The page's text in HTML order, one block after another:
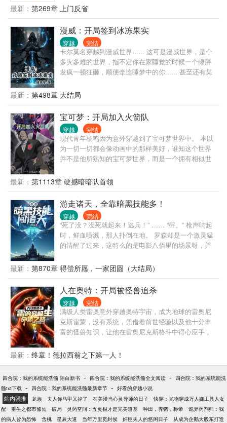
将为自己的行为买单，聋老太太必须安享天年。 处理
完四合院的种种奇葩，且看他如何在这混乱年代翻云
覆雨，搅弄风云，一步步走向人生巅峰！
最新： 第269章 上门反省
漫威：开局签到冰冻果实
穿越 完结
卡尔莫名穿越到漫威世界...... 这可是漫威世界，是个
多灾多难的世界，指不定你在家睡觉的时候一个绿胖
发疯一顿狂砸，顺便牵连睡梦中的你...... 甚至还有某
类群体都不安全，总有变种人想当恐怖分子，总有反
派想要控制或毁灭世界...... 即使明面上维护世界安全
的神盾局都将近百分之八十都是九头蛇.... 卡尔接收完
原身的记忆之后，立马想用自己华裔的身份去种花
家，直到他听到：
最新： 第498章 大结局
宝可梦：开局加入火箭队
穿越 完结
现代青年杨鸣因为意外穿越到了宝可梦世界中。 本以
为一切一切都会像动画中的那样美好，谁知这个世界
并不是他所熟知的宝可梦世界，而是一个拥有相似世
户，处处碰壁，连饭都吃不起。 被逼无奈之下，杨鸣
只能加入邪恶组织火箭队，从底层成员做起，杨鸣和
他的杂鱼宝可梦搭档逆流而上，一步步登上了这个世
界的顶峰……
最新： 第1113章 硬撼暗暗队首领
游走诸天，全靠暗黑技能多！
穿越 完结
“死了没？没死就起来！逃兵！” …… “砰。” 枪声响起
时，鲜血喷溅，那人扑倒在地。 罗森却是一个激灵猛
的清醒了过来，这特么的是电影八佰里的场景呀，并
界，开启你的新手大礼包。” “获得暗黑技能系统，目
前未达到开启条件，暂时出于待解锁状态。”……
最新： 第870章 得偿所愿，一家团圆（大结局）
人在奥特：开局被怪兽追杀
穿越 完结
满级人类雷奥意外穿越奥特宇宙，成为地球的雷奥尼
克斯雷蒙，没有系统，凭借着前世经验以及他十分丰
富的怪兽知识，让他在雷奥尼克斯格斗中得心应手，
比优斯，快去地球请雷蒙援助…… 贝利亚：雷，捷德
就交给你了。 伽古拉：雷，没想到在这个星球上能遇
的第一雷奥尼克斯！ …… 某一天，当塔尔塔罗斯来袭
时，刚准备开口就被雷奥一声打断：自我介绍一下，
我是究极生命体，被称为“活着的雷布朗多”，我的名字
是，雷布朗多·雷蒙！
最新： 终章！德拉西翁之下第一人！
四合院：我的系统能洗髓 陌白新书 - 四合院：我的系统能洗髓全文阅读 -
四合院：我的系统能洗
髓txt下载 - 四合院：我的系统能洗髓最新章节 - 好看的穿越小说
站内强推 龙族 夫人你马甲又掉了 在美漫当心灵导师的日子
快穿：尤物穿成万人嫌工具人女
配
重生之都市修仙 破局 灵药空间：五灵根才是完美道基 种田，养猪，称帝
诡异药剂师：我
的病人皆为恐怖
含桃 星辰大道 当年万里觅封侯 奸臣夫人的悠闲日子
从成为企鹅大股东打造